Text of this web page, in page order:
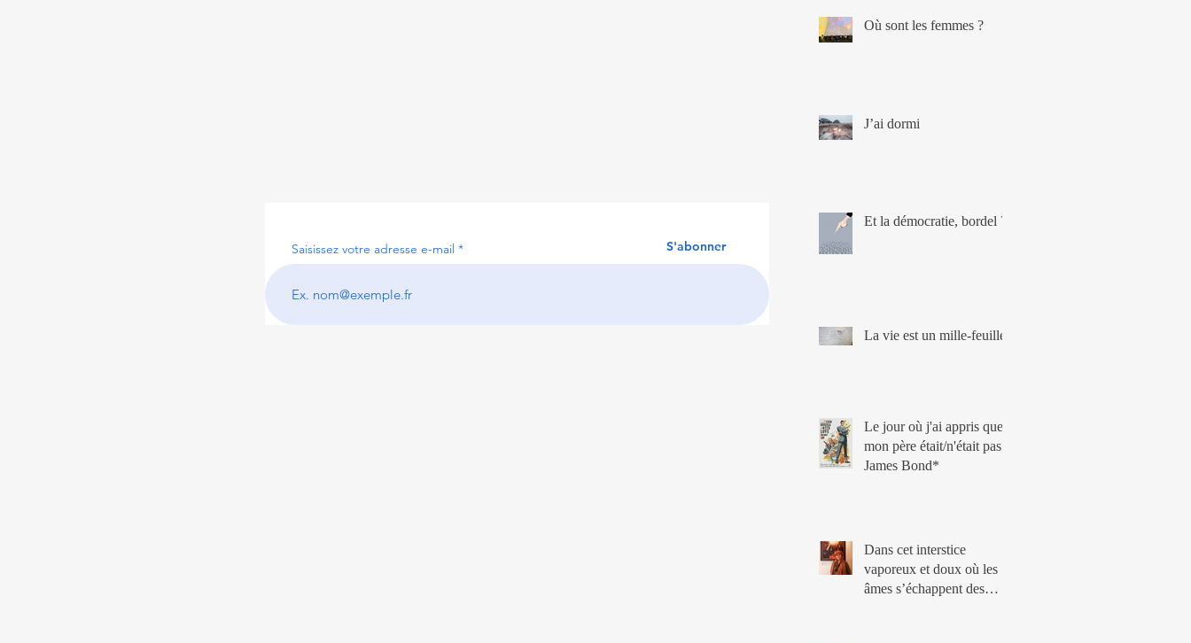
Saisissez votre adresse e-mail S'abonner
Où sont les femmes ?
J’ai dormi
Et la démocratie, bordel ?
La vie est un mille-feuille
Le jour où j'ai appris que
mon père était/n'était pas
James Bond*
Dans cet interstice
vaporeux et doux où les
âmes s’échappent des